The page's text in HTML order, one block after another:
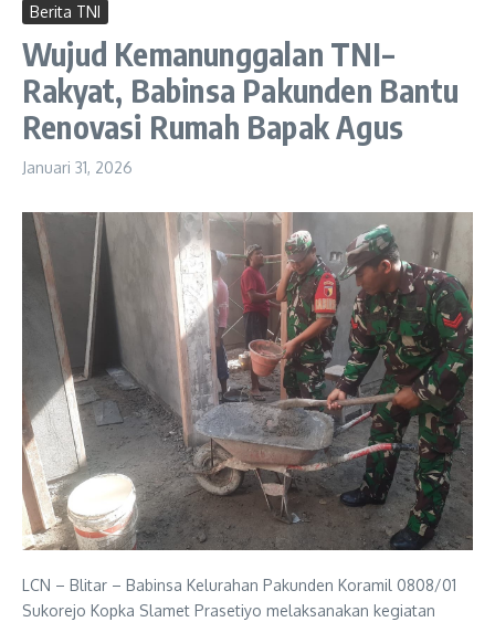
Berita TNI
Wujud Kemanunggalan TNI–
Rakyat, Babinsa Pakunden Bantu
Renovasi Rumah Bapak Agus
Januari 31, 2026
LCN – Blitar – Babinsa Kelurahan Pakunden Koramil 0808/01
Sukorejo Kopka Slamet Prasetiyo melaksanakan kegiatan